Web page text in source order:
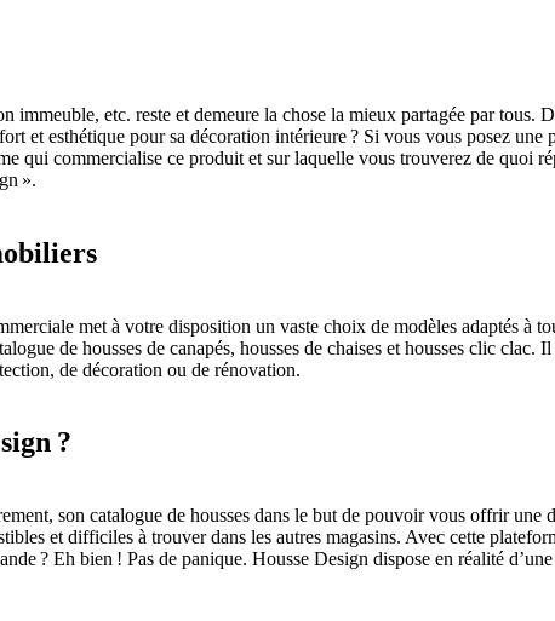
immeuble, etc. reste et demeure la chose la mieux partagée par tous.
et esthétique pour sa décoration intérieure ? Si vous vous posez une
qui commercialise ce produit et sur laquelle vous trouverez de quoi
».
met à votre disposition un vaste choix de modèles adaptés à
de housses de canapés, housses de chaises et housses clic
de décoration ou de rénovation.
?
son catalogue de housses dans le but de pouvoir vous offrir
et difficiles à trouver dans les autres magasins. Avec cette
? Eh bien ! Pas de panique. Housse Design dispose en réalité